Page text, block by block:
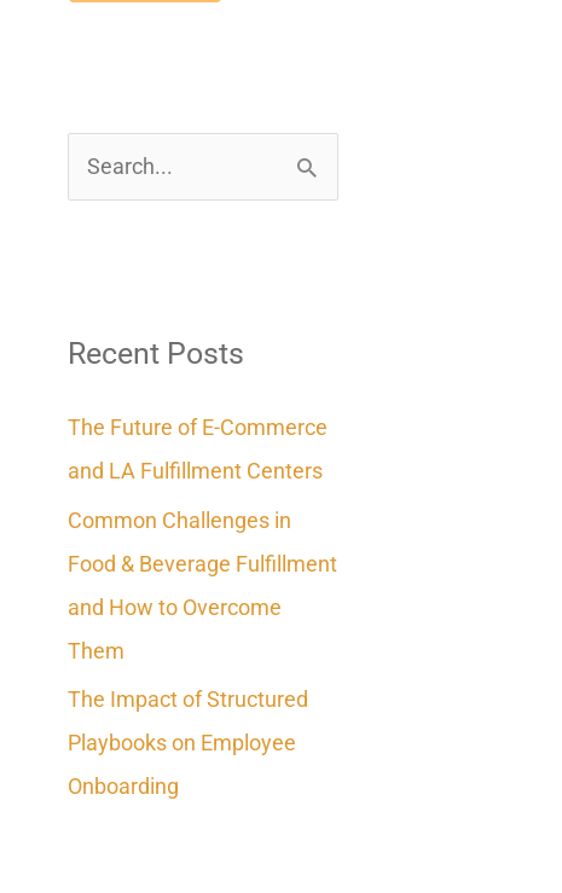
c
f
o
r
Recent Posts
The Future of E-Commerce
and LA Fulfillment Centers
Common Challenges in
Food & Beverage Fulfillment
and How to Overcome
Them
The Impact of Structured
Playbooks on Employee
Onboarding